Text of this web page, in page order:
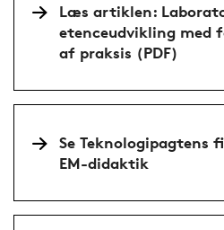
Læs artiklen:
etenceudvikling med
af praksis (PDF)
Se Teknologipagtens
EM-didaktik